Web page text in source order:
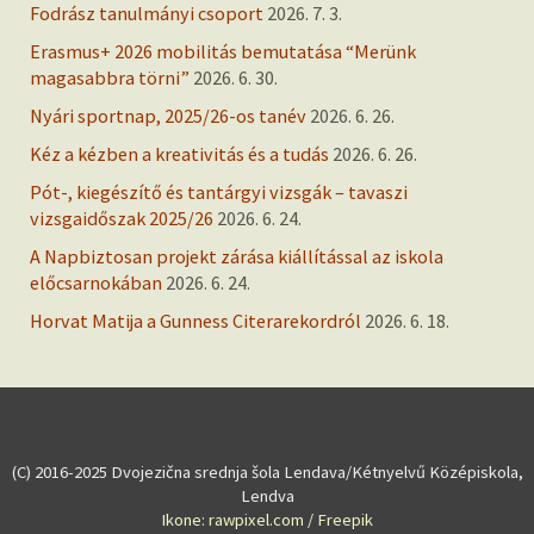
Fodrász tanulmányi csoport 2026. 7. 3.
Erasmus+ 2026 mobilitás bemutatása “Merünk
magasabbra törni” 2026. 6. 30.
Nyári sportnap, 2025/26-os tanév 2026. 6. 26.
Kéz a kézben a kreativitás és a tudás 2026. 6. 26.
Pót-, kiegészítő és tantárgyi vizsgák – tavaszi
vizsgaidőszak 2025/26 2026. 6. 24.
A Napbiztosan projekt zárása kiállítással az iskola
előcsarnokában 2026. 6. 24.
Horvat Matija a Gunness Citerarekordról 2026. 6. 18.
(C) 2016-2025 Dvojezična srednja šola Lendava/Kétnyelvű Középiskola,
Lendva
Ikone: rawpixel.com / Freepik